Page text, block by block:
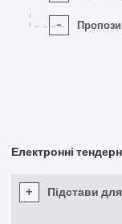
-
Електронні
+ Підстави